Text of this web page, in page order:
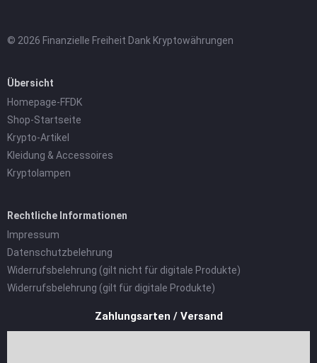
© 2026 Finanzielle Freiheit Dank Kryptowährungen
Übersicht
Homepage-FFDK
Shop-Startseite
Krypto-Artikel
Kleidung & Accessoires
Kryptolampen
Rechtliche Informationen
Impressum
Datenschutzbelehrung
Widerrufsbelehrung (gilt nicht für digitale Produkte)
Widerrufsbelehrung (gilt für digitale Produkte)
Zahlungsarten / Versand